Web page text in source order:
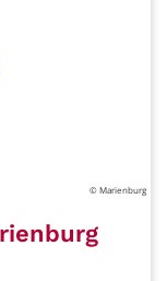
© Marienburg